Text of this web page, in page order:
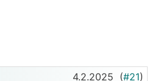
4.2.2025 (#21)